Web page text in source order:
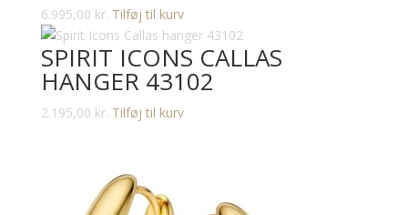
6.995,00 kr. Tilføj til kurv
SPIRIT ICONS CALLAS
HANGER 43102
2.195,00 kr. Tilføj til kurv